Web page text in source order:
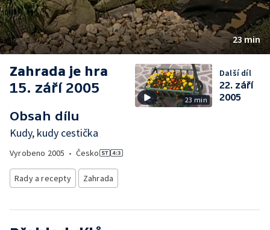
23 min
Zahrada je hra
15. září 2005
Obsah dílu
Kudy, kudy cestička
Vyrobeno 2005 • Česko
Rady a recepty Zahrada
23 min
Další díl
22. září
2005